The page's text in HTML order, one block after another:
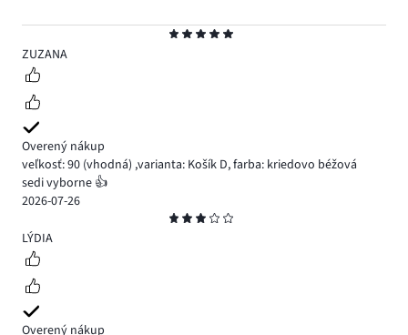
5
ZUZANA
Overený nákup
veľkosť: 90 (vhodná) ,varianta: Košík D,farba: kriedovo béžová
sedi vyborne 👍
2026-07-26
3
LÝDIA
Overený nákup